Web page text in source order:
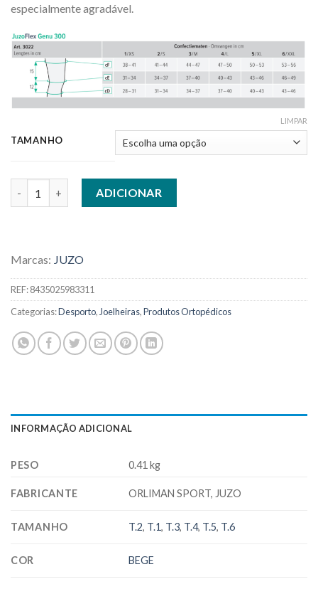
especialmente agradável.
TAMANHO
LIMPAR
ADICIONAR
Marcas: JUZO
REF:8435025983311
Categorias:Desporto, Joelheiras,Produtos Ortopédicos
INFORMAÇÃO ADICIONAL
PESO 0.41 kg
FABRICANTE ORLIMAN SPORT, JUZO
TAMANHO T.2, T.1, T.3, T.4, T.5, T.6
COR BEGE